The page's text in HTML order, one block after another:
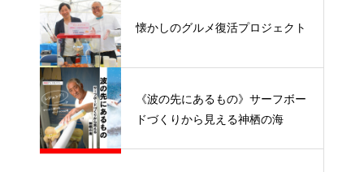
懐かしのグルメ復活プロジェクト
《波の先にあるもの》サーフボー
ドづくりから見える神栖の海